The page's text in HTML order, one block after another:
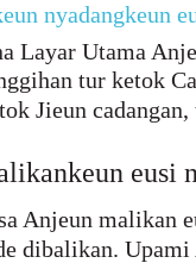
nyadangkeun
Layar Utama
tur ketok
Jieun
eusi
Anjeun malikan
dibalikan. Upami